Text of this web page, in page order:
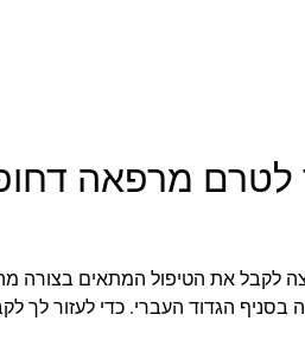
לטרם מרפאה
לקבל את הטיפול המתאים בצורה
הגדוד העברי. כדי לעזור לך